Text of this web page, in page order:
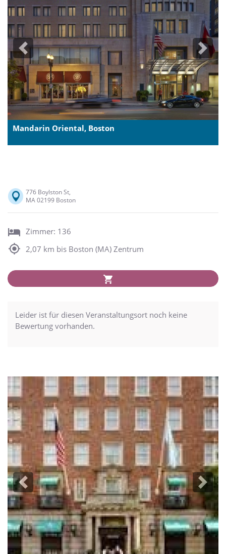
Previous Next
Mandarin Oriental, Boston
776 Boylston St,
MA 02199 Boston
Zimmer: 136
2,07 km bis Boston (MA) Zentrum
Leider ist für diesen Veranstaltungsort noch keine
Bewertung vorhanden.
Previous Next